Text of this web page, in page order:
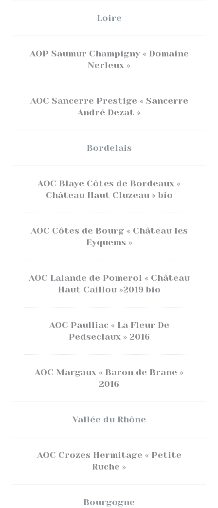
Loire
AOP Saumur Champigny « Domaine
Nerleux »
AOC Sancerre Prestige « Sancerre
André Dezat »
Bordelais
AOC Blaye Côtes de Bordeaux «
Château Haut Cluzeau » bio
AOC Côtes de Bourg « Château les
Eyquems »
AOC Lalande de Pomerol « Château
Haut Caillou »2019 bio
AOC Paulliac « La Fleur De
Pedseclaux » 2016
AOC Margaux « Baron de Brane »
2016
Vallée du Rhône
AOC Crozes Hermitage « Petite
Ruche »
Bourgogne